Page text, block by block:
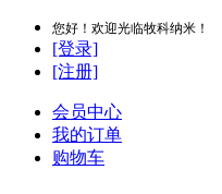
您好！欢迎光临牧科纳米！
[登录]
[注册]
会员中心
我的订单
购物车